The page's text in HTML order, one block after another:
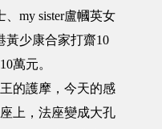
、my sister盧幗英女
黃少康合家打齋10
萬元。
的護摩，今天的感
上，法座變成大孔